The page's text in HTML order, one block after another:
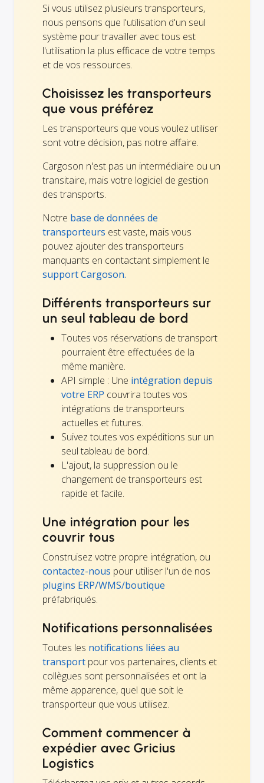
Si vous utilisez plusieurs transporteurs,
nous pensons que l'utilisation d'un seul
système pour travailler avec tous est
l'utilisation la plus efficace de votre temps
et de vos ressources.
Choisissez les transporteurs
que vous préférez
Les transporteurs que vous voulez utiliser
sont votre décision, pas notre affaire.
Cargoson n'est pas un intermédiaire ou un
transitaire, mais votre logiciel de gestion
des transports.
Notre base de données de
transporteurs est vaste, mais vous
pouvez ajouter des transporteurs
manquants en contactant simplement le
support Cargoson.
Différents transporteurs sur
un seul tableau de bord
Toutes vos réservations de transport
pourraient être effectuées de la
même manière.
API simple : Une intégration depuis
votre ERP couvrira toutes vos
intégrations de transporteurs
actuelles et futures.
Suivez toutes vos expéditions sur un
seul tableau de bord.
L'ajout, la suppression ou le
changement de transporteurs est
rapide et facile.
Une intégration pour les
couvrir tous
Construisez votre propre intégration, ou
contactez-nous pour utiliser l'un de nos
plugins ERP/WMS/boutique
préfabriqués.
Notifications personnalisées
Toutes les notifications liées au
transport pour vos partenaires, clients et
collègues sont personnalisées et ont la
même apparence, quel que soit le
transporteur que vous utilisez.
Comment commencer à
expédier avec Gricius
Logistics